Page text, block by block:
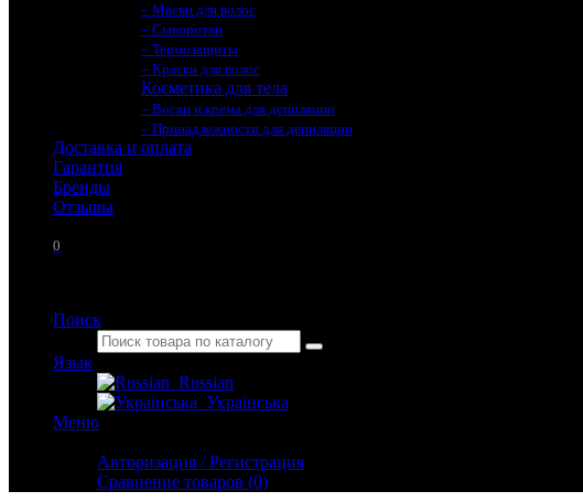
– Маски для волос
– Сыворотки
– Термозащиты
– Краски для волос
Косметика для тела
– Воски и крема для депиляции
– Принадлежности для депиляции
Доставка и оплата
Гарантия
Бренды
Отзывы
0
Поиск
Язык
Russian
Українська
Меню
Авторизация / Регистрация
Сравнение товаров (0)